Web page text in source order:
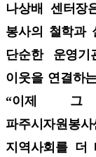
나상배 센터장
봉사의 철학과
단순한 운영
이웃을 연결하
“이제 그
파주시자원봉
지역사회를 더